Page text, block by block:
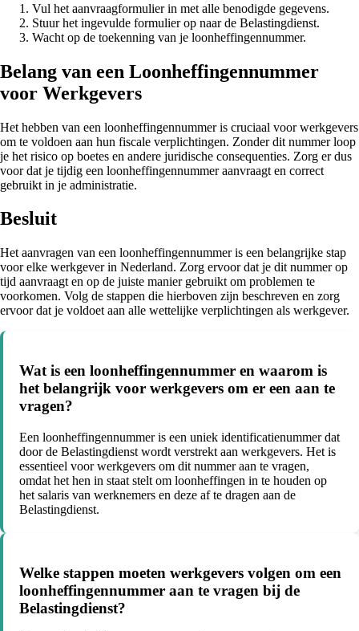
Vul het aanvraagformulier in met alle benodigde gegevens.
Stuur het ingevulde formulier op naar de Belastingdienst.
Wacht op de toekenning van je loonheffingennummer.
Belang van een Loonheffingennummer
voor Werkgevers
Het hebben van een loonheffingennummer is cruciaal voor werkgevers
om te voldoen aan hun fiscale verplichtingen. Zonder dit nummer loop
je het risico op boetes en andere juridische consequenties. Zorg er dus
voor dat je tijdig een loonheffingennummer aanvraagt en correct
gebruikt in je administratie.
Besluit
Het aanvragen van een loonheffingennummer is een belangrijke stap
voor elke werkgever in Nederland. Zorg ervoor dat je dit nummer op
tijd aanvraagt en op de juiste manier gebruikt om problemen te
voorkomen. Volg de stappen die hierboven zijn beschreven en zorg
ervoor dat je voldoet aan alle wettelijke verplichtingen als werkgever.
Wat is een loonheffingennummer en waarom is
het belangrijk voor werkgevers om er een aan te
vragen?
Een loonheffingennummer is een uniek identificatienummer dat
door de Belastingdienst wordt verstrekt aan werkgevers. Het is
essentieel voor werkgevers om dit nummer aan te vragen,
omdat het hen in staat stelt om loonheffingen in te houden op
het salaris van werknemers en deze af te dragen aan de
Belastingdienst.
Welke stappen moeten werkgevers volgen om een
loonheffingennummer aan te vragen bij de
Belastingdienst?